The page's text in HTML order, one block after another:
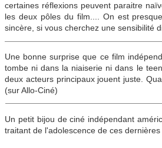
certaines réflexions peuvent paraitre
les deux pôles du film.... On est
sincère, si vous cherchez une sensibilité
Une bonne surprise que ce film
tombe ni dans la niaiserie ni dans le
deux acteurs principaux jouent juste.
(sur Allo-Ciné)
Un petit bijou de ciné indépendant
traitant de l'adolescence de ces